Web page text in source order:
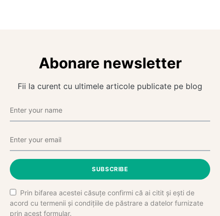
Abonare newsletter
Fii la curent cu ultimele articole publicate pe blog
SUBSCRIBE
Prin bifarea acestei căsuțe confirmi că ai citit și ești de
acord cu termenii și condițiile de păstrare a datelor furnizate
prin acest formular.